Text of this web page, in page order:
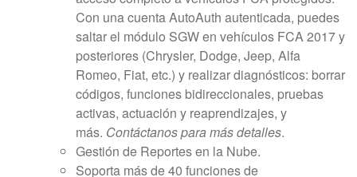
Con una cuenta AutoAuth autenticada, puedes
saltar el módulo SGW en vehículos FCA 2017 y
posteriores (Chrysler, Dodge, Jeep, Alfa
Romeo, Fiat, etc.) y realizar diagnósticos: borrar
códigos, funciones bidireccionales, pruebas
activas, actuación y reaprendizajes, y
más. Contáctanos para más detalles.
Gestión de Reportes en la Nube.
Soporta más de 40 funciones de